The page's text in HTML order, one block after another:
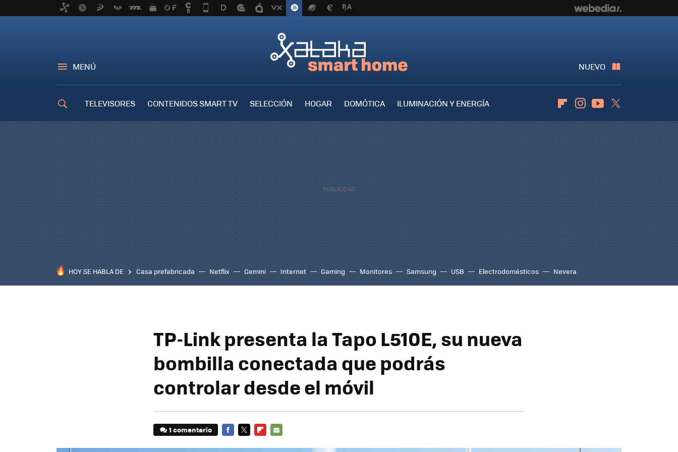
MENÚ NUEVO
TELEVISORES CONTENIDOS SMART TV SELECCIÓN HOGAR DOMÓTICA
ILUMINACIÓN Y ENERGÍA
FlipboardInstagramYoutube
HOY SE HABLA DE Casa prefabricada Netflix Gemini Internet Gaming Monitores Samsung USB Electrodomésticos Nevera
TP-Link presenta la Tapo L510E, su nueva
bombilla conectada que podrás
controlar desde el móvil
1 comentario